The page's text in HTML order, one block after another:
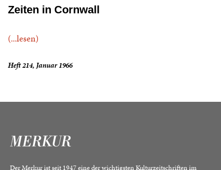
Zeiten in Cornwall
(...lesen)
Heft 214, Januar 1966
Der Merkur ist seit 1947 eine der wichtigsten Kulturzeitschriften im